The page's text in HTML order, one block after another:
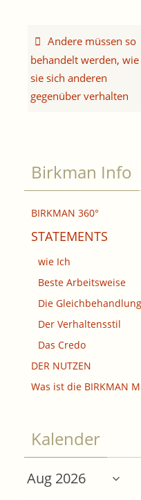
Andere müssen so
behandelt werden, wie
sie sich anderen
gegenüber verhalten
Birkman Info
BIRKMAN 360°
STATEMENTS
wie Ich
Beste Arbeitsweise
Die Gleichbehandlung
Der Verhaltensstil
Das Credo
DER NUTZEN
Was ist die BIRKMAN
Kalender